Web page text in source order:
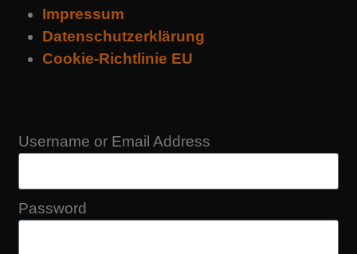
Impressum
Datenschutzerklärung
Cookie-Richtlinie EU
Username or Email Address
Password